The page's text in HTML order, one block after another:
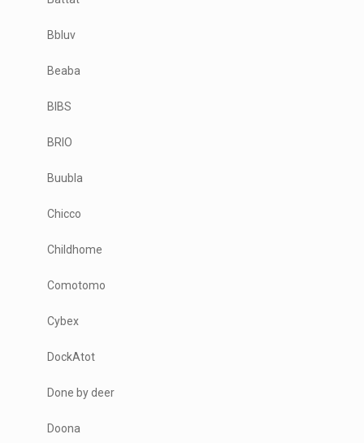
Bbluv
Beaba
BIBS
BRIO
Buubla
Chicco
Childhome
Comotomo
Cybex
DockAtot
Done by deer
Doona